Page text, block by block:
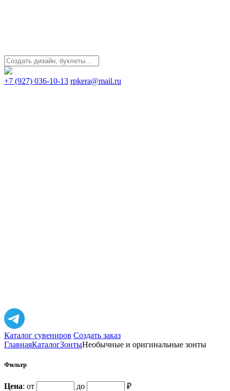
+7 (927) 036-10-13 rpkera@mail.ru
Каталог сувениров Создать заказ
ГлавнаяКаталогЗонтыНеобычные и оригинальные зонты
Фильтр
Цена: от до
₽